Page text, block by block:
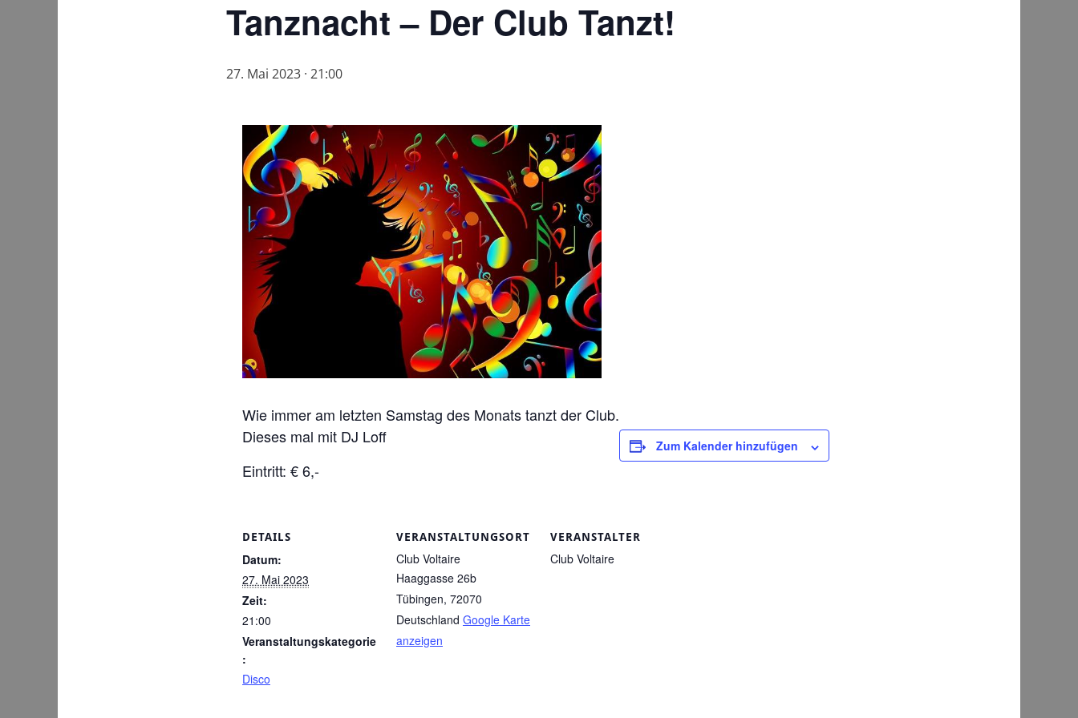
Tanznacht – Der Club Tanzt!
27. Mai 2023 · 21:00
Wie immer am letzten Samstag des Monats tanzt der Club.
Dieses mal mit DJ Loff
Eintritt: € 6,-
Zum Kalender hinzufügen
DETAILS
Datum:
27. Mai 2023
Zeit:
21:00
Veranstaltungskategorie
:
Disco
VERANSTALTUNGSORT
Club Voltaire
Haaggasse 26b
Tübingen, 72070
Deutschland Google Karte
anzeigen
VERANSTALTER
Club Voltaire